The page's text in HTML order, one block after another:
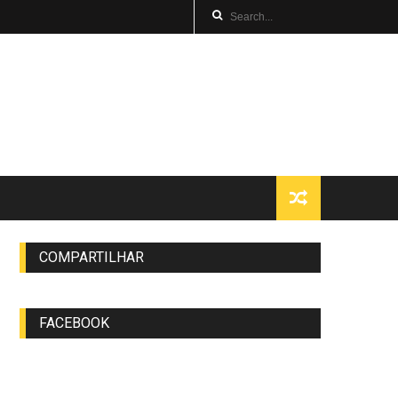
COMPARTILHAR
FACEBOOK